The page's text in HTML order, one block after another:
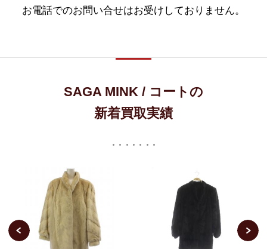
お電話でのお問い合せはお受けしておりません。
SAGA MINK / コートの
新着買取実績